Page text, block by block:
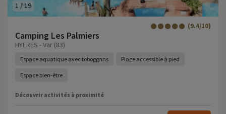
1 /19
Camping Les Palmiers
(9.4/10)
HYERES - Var (83)
Espace aquatique avec toboggans Plage accessible à pied
Espace bien-être
Découvrir activités à proximité